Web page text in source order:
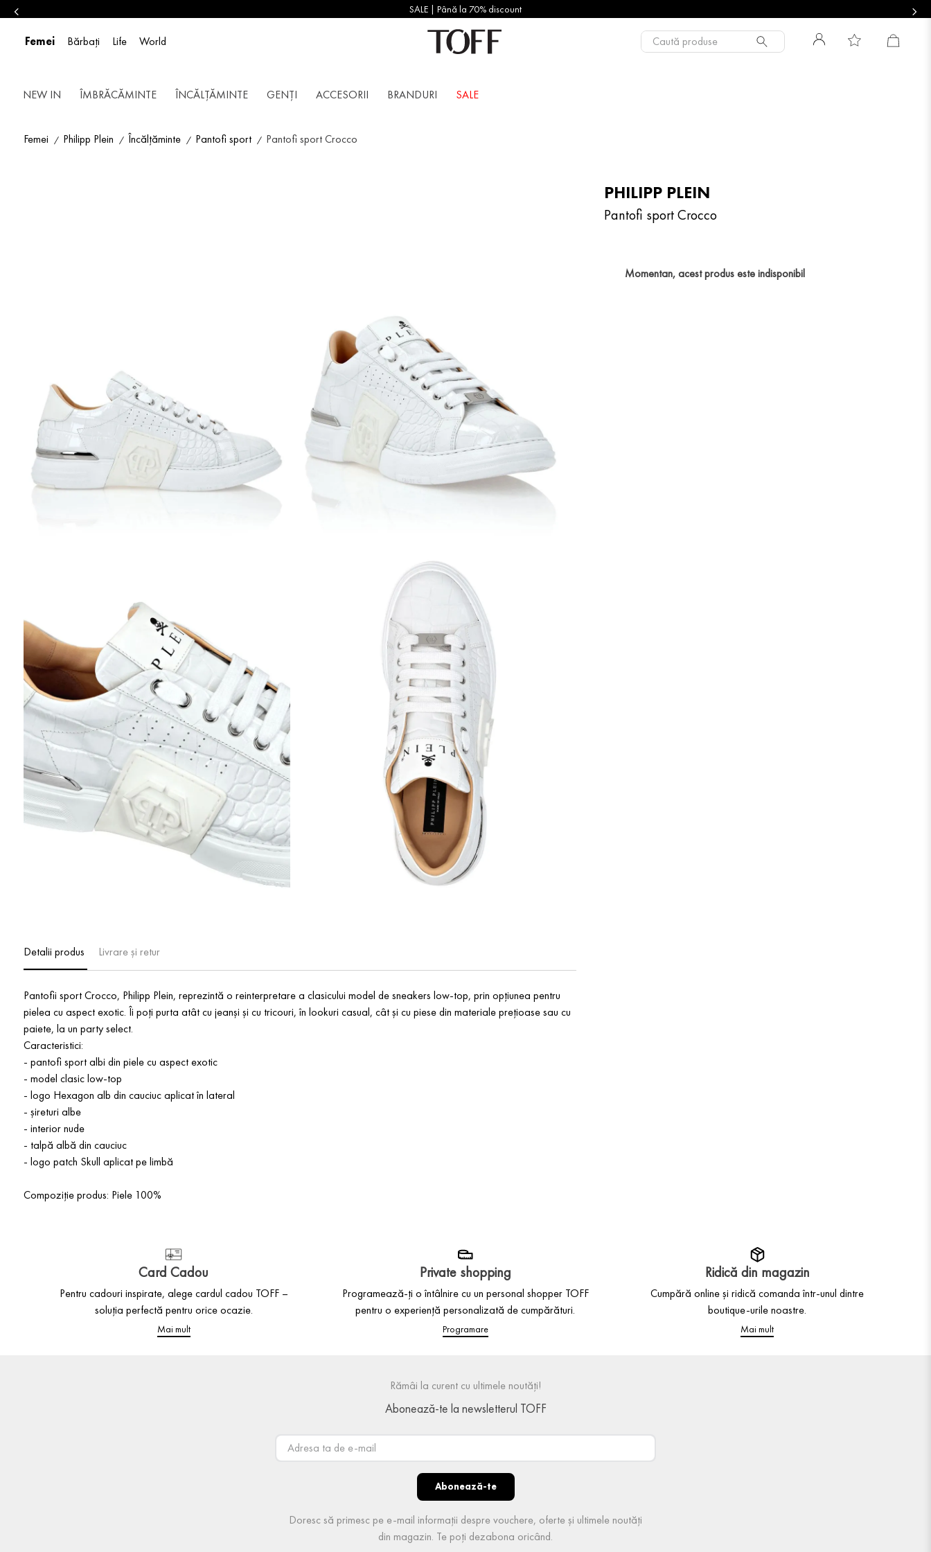
SALE | Până la 70% discount
Femei Bărbați Life World Caută produse
NEW IN ÎMBRĂCĂMINTE ÎNCĂLȚĂMINTE GENȚI ACCESORII BRANDURI SALE
Femei Philipp Plein Încălțăminte Pantofi sport Pantofi sport Crocco
PHILIPP PLEIN
Pantofi sport Crocco
Momentan, acest produs este indisponibil
Detalii produs Livrare și retur
Pantofii sport Crocco, Philipp Plein, reprezintă o reinterpretare a clasicului model de sneakers low-top, prin opțiunea pentru
pielea cu aspect exotic. Îi poți purta atât cu jeanși și cu tricouri, în lookuri casual, cât și cu piese din materiale prețioase sau cu
paiete, la un party select.
Caracteristici:
- pantofi sport albi din piele cu aspect exotic
- model clasic low-top
- logo Hexagon alb din cauciuc aplicat în lateral
- șireturi albe
- interior nude
- talpă albă din cauciuc
- logo patch Skull aplicat pe limbă
Compoziție produs: Piele 100%
Card Cadou
Pentru cadouri inspirate, alege cardul cadou TOFF –
soluția perfectă pentru orice ocazie.
Mai mult
Private shopping
Programează-ți o întâlnire cu un personal shopper TOFF
pentru o experiență personalizată de cumpărături.
Programare
Ridică din magazin
Cumpără online și ridică comanda într-unul dintre
boutique-urile noastre.
Mai mult
Rămâi la curent cu ultimele noutăți!
Abonează-te la newsletterul TOFF
Abonează-te
Doresc să primesc pe e-mail informații despre vouchere, oferte și ultimele noutăți
din magazin. Te poți dezabona oricând.